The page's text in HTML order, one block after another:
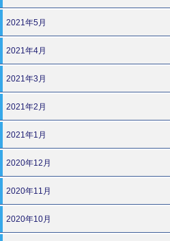
2021年5月
2021年4月
2021年3月
2021年2月
2021年1月
2020年12月
2020年11月
2020年10月